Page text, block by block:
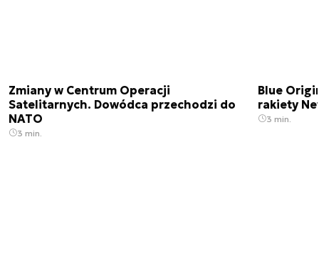
Zmiany w Centrum Operacji
Satelitarnych. Dowódca przechodzi do
NATO
3 min.
Blue
rakiety
3 min.